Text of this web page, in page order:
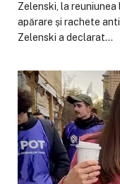
Zelenski, la reuniunea
apărare și rachete
Zelenski a declarat…